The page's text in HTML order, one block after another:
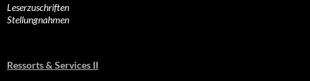
Leserzuschriften
Stellungnahmen
Ressorts & Services II